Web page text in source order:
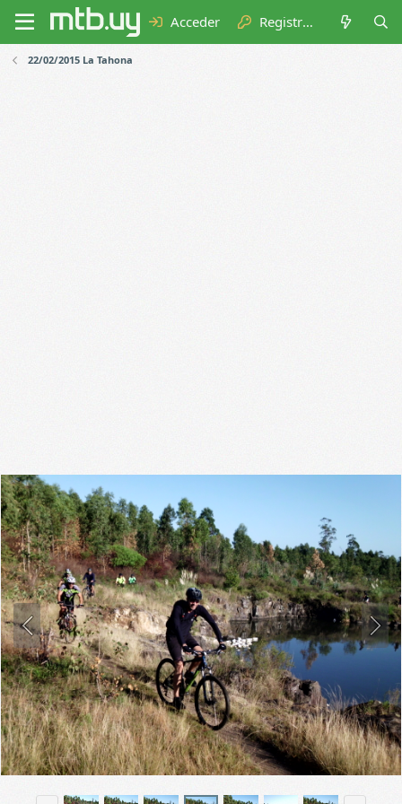
Acceder Registrarse
22/02/2015 La Tahona